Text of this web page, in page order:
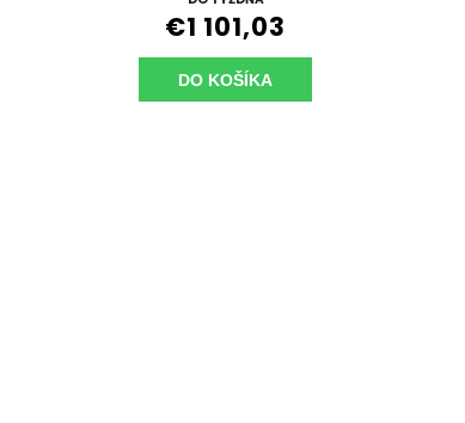
€1 101,03
DO KOŠÍKA